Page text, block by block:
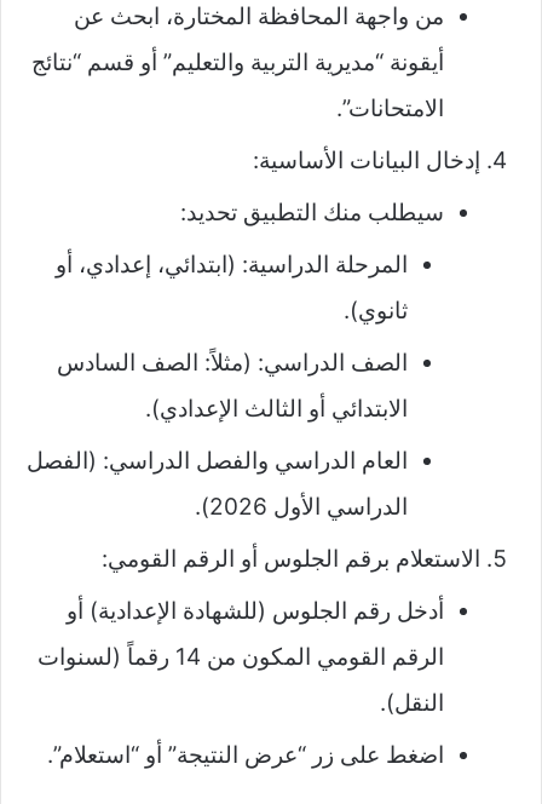
من واجهة المحافظة المختارة، ابحث عن
أيقونة “مديرية التربية والتعليم” أو قسم “نتائج
الامتحانات”.
إدخال البيانات الأساسية:
سيطلب منك التطبيق تحديد:
المرحلة الدراسية: (ابتدائي، إعدادي، أو
ثانوي).
الصف الدراسي: (مثلاً: الصف السادس
الابتدائي أو الثالث الإعدادي).
العام الدراسي والفصل الدراسي: (الفصل
الدراسي الأول 2026).
الاستعلام برقم الجلوس أو الرقم القومي:
أدخل رقم الجلوس (للشهادة الإعدادية) أو
الرقم القومي المكون من 14 رقماً (لسنوات
النقل).
اضغط على زر “عرض النتيجة” أو “استعلام”.